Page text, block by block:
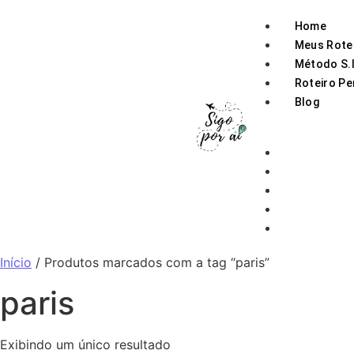
Home
Meus
Método
Roteiro
Blog
Início / Produtos marcados com a tag “paris”
paris
Exibindo um único resultado